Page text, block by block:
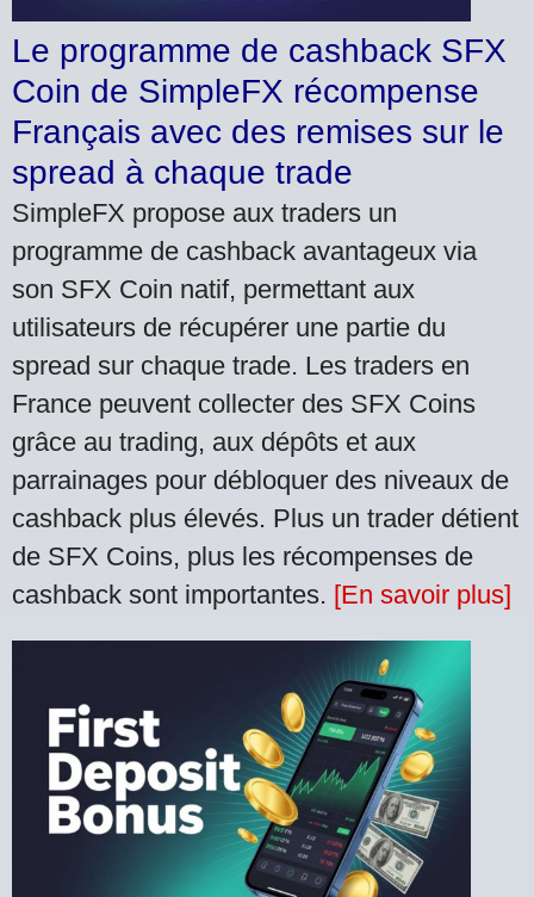
Le programme de cashback SFX
Coin de SimpleFX récompense
Français avec des remises sur le
spread à chaque trade
SimpleFX propose aux traders un
programme de cashback avantageux via
son SFX Coin natif, permettant aux
utilisateurs de récupérer une partie du
spread sur chaque trade. Les traders en
France peuvent collecter des SFX Coins
grâce au trading, aux dépôts et aux
parrainages pour débloquer des niveaux de
cashback plus élevés. Plus un trader détient
de SFX Coins, plus les récompenses de
cashback sont importantes. [En savoir plus]